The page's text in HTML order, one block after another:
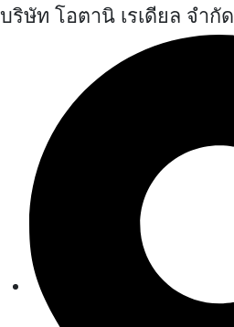
บริษัท โอตานิ เรเดียล จำกัด